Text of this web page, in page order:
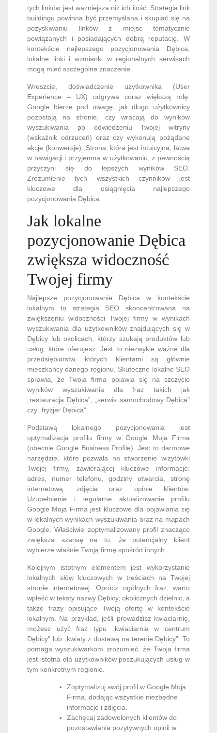
tych linków jest ważniejsza niż ich ilość. Strategia link
buildingu powinna być przemyślana i skupiać się na
pozyskiwaniu linków z miejsc tematycznie
powiązanych i posiadających dobrą reputację. W
kontekście najlepszego pozycjonowania Dębica,
lokalne linki i wzmianki w regionalnych serwisach
mogą mieć szczególne znaczenie.
Wreszcie, doświadczenie użytkownika (User
Experience – UX) odgrywa coraz większą rolę.
Google bierze pod uwagę, jak długo użytkownicy
pozostają na stronie, czy wracają do wyników
wyszukiwania po odwiedzeniu Twojej witryny
(wskaźnik odrzuceń) oraz czy wykonują pożądane
akcje (konwersje). Strona, która jest intuicyjna, łatwa
w nawigacji i przyjemna w użytkowaniu, z pewnością
przyczyni się do lepszych wyników SEO.
Zrozumienie tych wszystkich czynników jest
kluczowe dla osiągnięcia najlepszego
pozycjonowania Dębica.
Jak lokalne
pozycjonowanie Dębica
zwiększa widoczność
Twojej firmy
Najlepsze pozycjonowanie Dębica w kontekście
lokalnym to strategia SEO skoncentrowana na
zwiększeniu widoczności Twojej firmy w wynikach
wyszukiwania dla użytkowników znajdujących się w
Dębicy lub okolicach, którzy szukają produktów lub
usług, które oferujesz. Jest to niezwykle ważne dla
przedsiębiorstw, których klientami są głównie
mieszkańcy danego regionu. Skuteczne lokalne SEO
sprawia, że Twoja firma pojawia się na szczycie
wyników wyszukiwania dla fraz takich jak
„restauracja Dębica”, „serwis samochodowy Dębica”
czy „fryzjer Dębica”.
Podstawą lokalnego pozycjonowania jest
optymalizacja profilu firmy w Google Moja Firma
(obecnie Google Business Profile). Jest to darmowe
narzędzie, które pozwala na stworzenie wizytówki
Twojej firmy, zawierającej kluczowe informacje:
adres, numer telefonu, godziny otwarcia, stronę
internetową, zdjęcia oraz opinie klientów.
Uzupełnienie i regularne aktualizowanie profilu
Google Moja Firma jest kluczowe dla pojawiania się
w lokalnych wynikach wyszukiwania oraz na mapach
Google. Właściwie zoptymalizowany profil znacząco
zwiększa szansę na to, że potencjalny klient
wybierze właśnie Twoją firmę spośród innych.
Kolejnym istotnym elementem jest wykorzystanie
lokalnych słów kluczowych w treściach na Twojej
stronie internetowej. Oprócz ogólnych fraz, warto
wpleść w teksty nazwy Dębicy, okolicznych dzielnic, a
także frazy opisujące Twoją ofertę w kontekście
lokalnym. Na przykład, jeśli prowadzisz kwiaciarnię,
możesz użyć fraz typu „kwiaciarnia w centrum
Dębicy” lub „kwiaty z dostawą na terenie Dębicy”. To
pomaga wyszukiwarkom zrozumieć, że Twoja firma
jest istotna dla użytkowników poszukujących usług w
tym konkretnym regionie.
Zoptymalizuj swój profil w Google Moja
Firma, dodając wszystkie niezbędne
informacje i zdjęcia.
Zachęcaj zadowolonych klientów do
pozostawiania pozytywnych opinii w